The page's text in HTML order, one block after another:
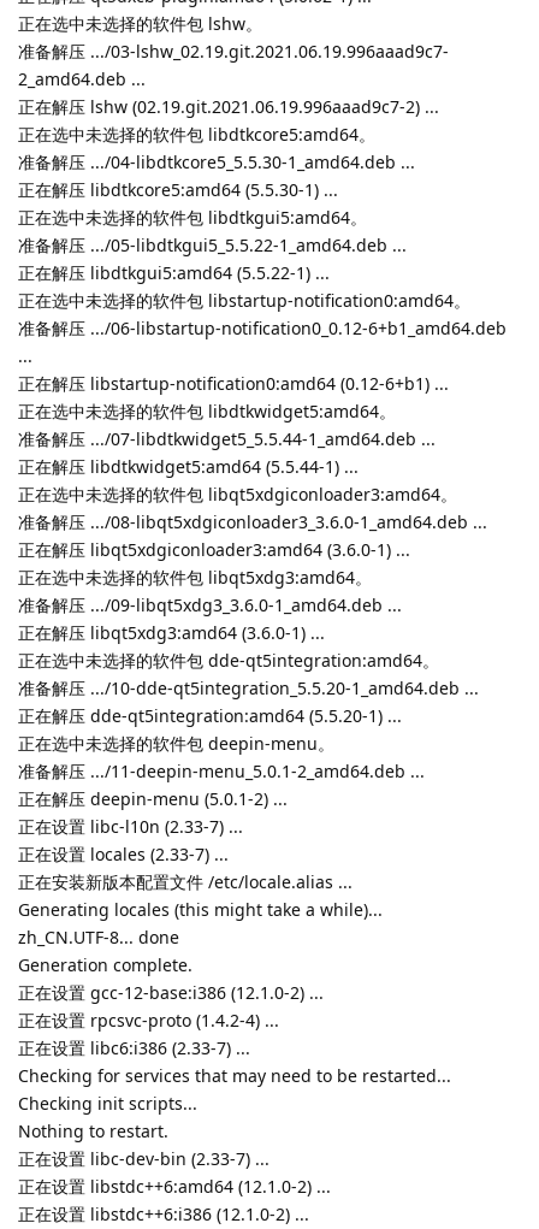
正在选中未选择的软件包 lshw。
准备解压 .../03-lshw_02.19.git.2021.06.19.996aaad9c7-
2_amd64.deb ...
正在解压 lshw (02.19.git.2021.06.19.996aaad9c7-2) ...
正在选中未选择的软件包 libdtkcore5:amd64。
准备解压 .../04-libdtkcore5_5.5.30-1_amd64.deb ...
正在解压 libdtkcore5:amd64 (5.5.30-1) ...
正在选中未选择的软件包 libdtkgui5:amd64。
准备解压 .../05-libdtkgui5_5.5.22-1_amd64.deb ...
正在解压 libdtkgui5:amd64 (5.5.22-1) ...
正在选中未选择的软件包 libstartup-notification0:amd64。
准备解压 .../06-libstartup-notification0_0.12-6+b1_amd64.deb
...
正在解压 libstartup-notification0:amd64 (0.12-6+b1) ...
正在选中未选择的软件包 libdtkwidget5:amd64。
准备解压 .../07-libdtkwidget5_5.5.44-1_amd64.deb ...
正在解压 libdtkwidget5:amd64 (5.5.44-1) ...
正在选中未选择的软件包 libqt5xdgiconloader3:amd64。
准备解压 .../08-libqt5xdgiconloader3_3.6.0-1_amd64.deb ...
正在解压 libqt5xdgiconloader3:amd64 (3.6.0-1) ...
正在选中未选择的软件包 libqt5xdg3:amd64。
准备解压 .../09-libqt5xdg3_3.6.0-1_amd64.deb ...
正在解压 libqt5xdg3:amd64 (3.6.0-1) ...
正在选中未选择的软件包 dde-qt5integration:amd64。
准备解压 .../10-dde-qt5integration_5.5.20-1_amd64.deb ...
正在解压 dde-qt5integration:amd64 (5.5.20-1) ...
正在选中未选择的软件包 deepin-menu。
准备解压 .../11-deepin-menu_5.0.1-2_amd64.deb ...
正在解压 deepin-menu (5.0.1-2) ...
正在设置 libc-l10n (2.33-7) ...
正在设置 locales (2.33-7) ...
正在安装新版本配置文件 /etc/locale.alias ...
Generating locales (this might take a while)...
zh_CN.UTF-8... done
Generation complete.
正在设置 gcc-12-base:i386 (12.1.0-2) ...
正在设置 rpcsvc-proto (1.4.2-4) ...
正在设置 libc6:i386 (2.33-7) ...
Checking for services that may need to be restarted...
Checking init scripts...
Nothing to restart.
正在设置 libc-dev-bin (2.33-7) ...
正在设置 libstdc++6:amd64 (12.1.0-2) ...
正在设置 libstdc++6:i386 (12.1.0-2) ...